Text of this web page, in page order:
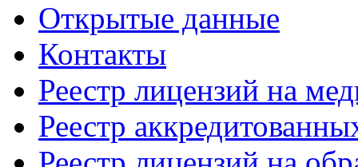
Открытые данные
Контакты
Реестр лицензий на
Реестр